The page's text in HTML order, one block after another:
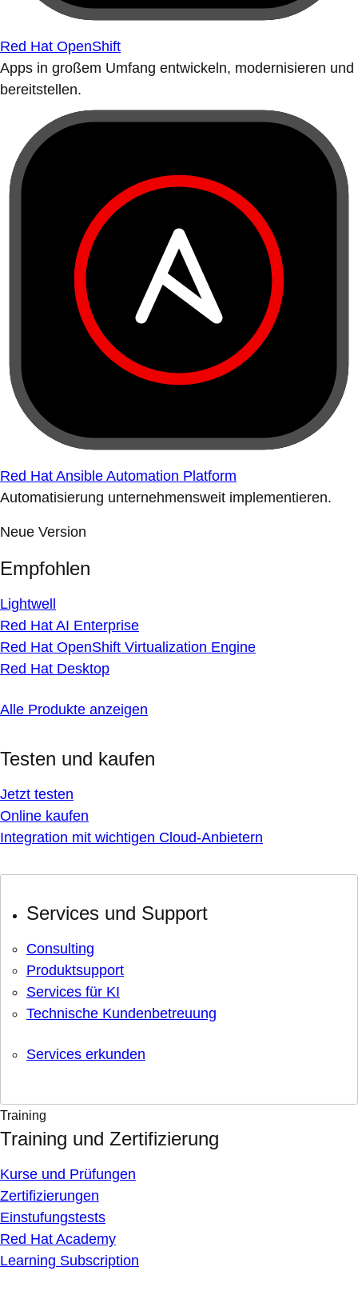
Red Hat OpenShift
Apps in großem Umfang entwickeln, modernisieren und
bereitstellen.
Red Hat Ansible Automation Platform
Automatisierung unternehmensweit implementieren.
Neue Version
Empfohlen
Lightwell
Red Hat AI Enterprise
Red Hat OpenShift Virtualization Engine
Red Hat Desktop
Alle Produkte anzeigen
Testen und kaufen
Jetzt testen
Online kaufen
Integration mit wichtigen Cloud-Anbietern
Services und Support
Consulting
Produktsupport
Services für KI
Technische Kundenbetreuung
Services erkunden
Training
Training und Zertifizierung
Kurse und Prüfungen
Zertifizierungen
Einstufungstests
Red Hat Academy
Learning Subscription